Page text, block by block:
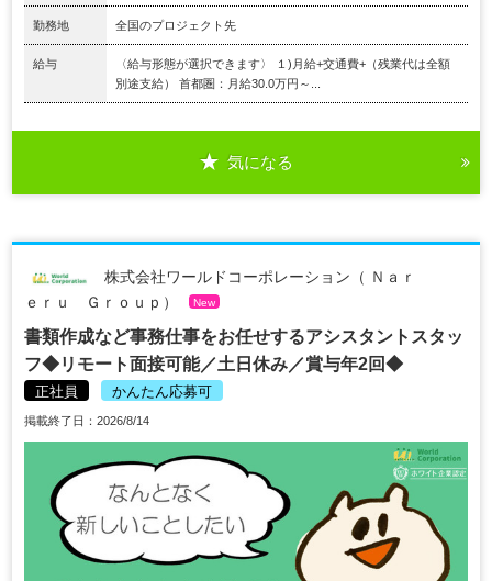
勤務地 全国のプロジェクト先
給与
〈給与形態が選択できます〉 １)月給+交通費+（残業代は全額
別途支給） 首都圏：月給30.0万円～...
気になる
株式会社ワールドコーポレーション（ Ｎａｒ
ｅｒｕ Ｇｒｏｕｐ）
New
書類作成など事務仕事をお任せするアシスタントスタッ
フ◆リモート面接可能／土日休み／賞与年2回◆
正社員 かんたん応募可
掲載終了日：2026/8/14